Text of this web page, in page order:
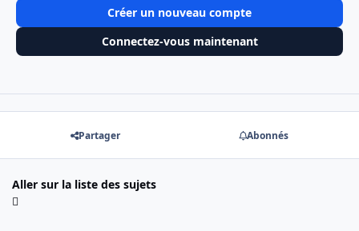
Créer un nouveau compte
Connectez-vous maintenant
Partager Abonnés
Aller sur la liste des sujets